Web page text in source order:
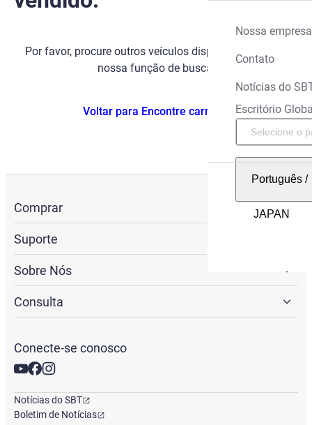
Nossa empresa
Contato
Notícias do
Escritório
Português/
Por favor, procure outros veículos disponíveis usando
nossa função de busca.
Voltar para Encontre carros
Comprar
Suporte
Sobre Nós
Consulta
Conecte-se conosco
Notícias do SBT
Boletim de Notícias